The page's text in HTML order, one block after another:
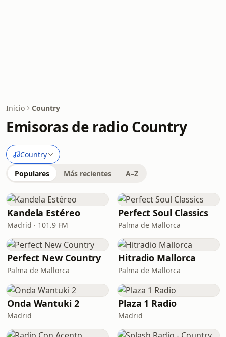
Inicio Country
Emisoras de radio Country
Country
Populares Más recientes A–Z
Kandela Estéreo
Madrid · 101.9 FM
Perfect Soul Classics
Palma de Mallorca
Perfect New Country
Palma de Mallorca
Hitradio Mallorca
Palma de Mallorca
Onda Wantuki 2
Madrid
Plaza 1 Radio
Madrid